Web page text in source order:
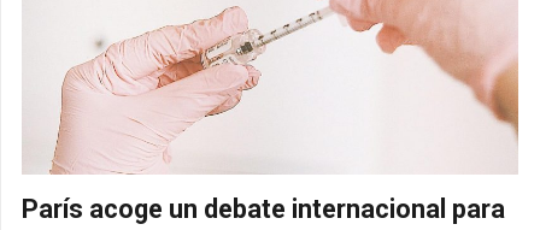
París acoge un debate internacional para